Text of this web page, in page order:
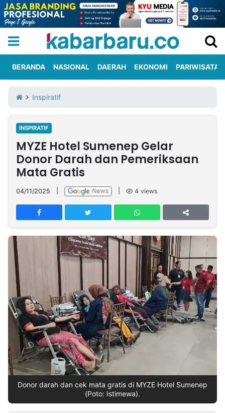
Iklan
Berita
Kami
Nasional
International
Olahraga
Entertainment
Daerah
Pariwisata
Kuliner
Kolom
Network
PT
TREETAN
INDONESIA
Partner
Insight
NTB
Suara
Time
Lens
IDN
Daily
Jogja
Jalan
Rakyat
Idealita
News
Kita
Notice
Dinamikapost.com
Radar
Baru
Seedbacklink
Follow
Kabarbaru
BERANDA NASIONAL DAERAH EKONOMI PARIWISATA
Inspiratif
INSPIRATIF
MYZE Hotel Sumenep Gelar
Donor Darah dan Pemeriksaan
Mata Gratis
04/11/2025 4 views
Donor darah dan cek mata gratis di MYZE Hotel Sumenep
(Poto: Istimewa).